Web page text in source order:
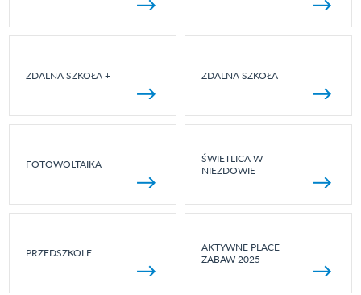
ZDALNA SZKOŁA + ZDALNA SZKOŁA
FOTOWOLTAIKA
ŚWIETLICA W
NIEZDOWIE
PRZEDSZKOLE
AKTYWNE PLACE
ZABAW 2025